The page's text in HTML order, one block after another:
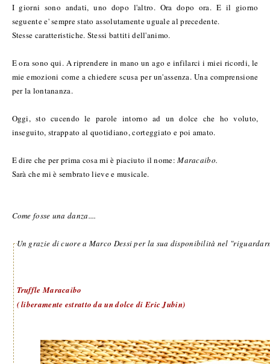
I giorni sono andati, uno dopo l'altro. Ora dopo ora. E il giorno
seguente e' sempre stato assolutamente uguale al precedente.
Stesse caratteristiche. Stessi battiti dell'animo.
E ora sono qui. A riprendere in mano un ago e infilarci i miei ricordi, le
mie emozioni come a chiedere scusa per un'assenza. Una comprensione
per la lontananza.
Oggi, sto cucendo le parole intorno ad un dolce che ho voluto,
inseguito, strappato al quotidiano, corteggiato e poi amato.
E dire che per prima cosa mi è piaciuto il nome:Maracaibo.
Sarà che mi è sembrato lieve e musicale.
Come fosse una danza....
Truffle Maracaibo
( liberamente estratto da un dolce di Eric Jubin)
Un grazie di cuore a Marco Dessi per la sua disponibilità nel